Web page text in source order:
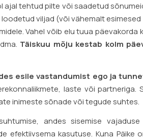
tehtud pilte või saadetud
viljad (või vähemalt
Vahel võib elu tuua päevakorda
Täiskuu mõju kestab kolm
esile vastandumist ego ja
laste või partneriga.
inimeste sõnade või tegude suhtes.
andes sisemise vajaduse
efektiivsema kasutuse. Kuna Päike